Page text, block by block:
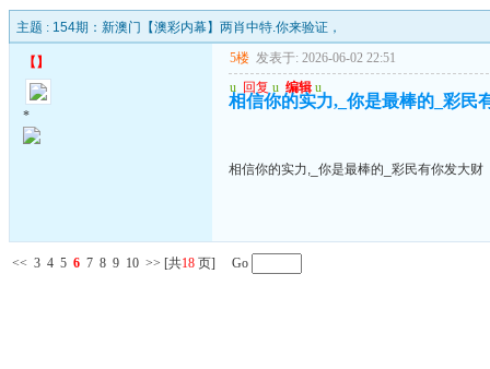
主题 : 154期：新澳门【澳彩内幕】两肖中特.你来验证，
【 】
*
5楼 发表于: 2026-06-02 22:51
u 回复 u 编辑 u
相信你的实力,_你是最棒的_彩民
相信你的实力,_你是最棒的_彩民有你发大财
<< 3 4 5 6 7 8 9 10 >> [共18 页] Go